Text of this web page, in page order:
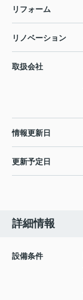
リフォーム
リノベーション
取扱会社
情報更新日
更新予定日
詳細情報
設備条件